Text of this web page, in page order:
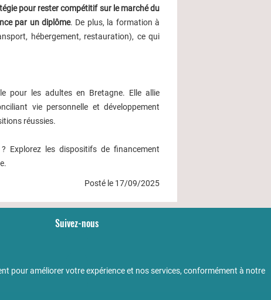
pour rester compétitif sur le marché du
par un diplôme. De plus, la formation à
hébergement, restauration), ce qui
pour les adultes en Bretagne. Elle allie
vie personnelle et développement
réussies.
Explorez les dispositifs de financement
Posté le 17/09/2025
Suivez-nous
LinkedIn
pour améliorer votre expérience et nos services, conformément à notre